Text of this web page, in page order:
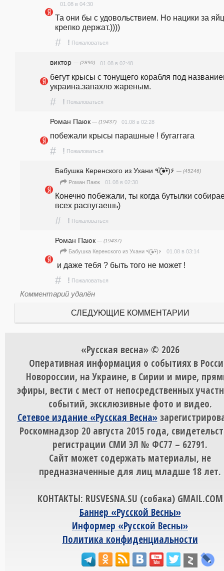
01.08 в 04:30
Та они бы с удовольствием. Но нацики за
крепко держат.))))
# ! Пожаловаться
виктор — (2890) 01.08 в 02:48
бегут крысы с тонущего корабля под
украина.запахло жареным.
# ! Пожаловаться
Роман Паюк — (19437) 01.08 в 02:28
побежали крысы парашные ! бугаггага
# ! Пожаловаться
Бабушка Керенского из Ухани ٩(̾●̮̮̃̾•̃̾)۶ — (45246)
Роман Паюк 01.08 в 02:30
Конечно побежали, ты когда бутылки
всех распугаешь)
# ! Пожаловаться
Роман Паюк — (19437)
Бабушка Керенского из Ухани ٩(̾●̮̮̃̾•̃̾)۶ 01.08 в 03:14
и даже тебя ? быть того не может !
# ! Пожаловаться
Комментарий удалён
СЛЕДУЮЩИЕ КОММЕНТАРИИ
«Русская весна» © 2026
Оперативная информация о событиях в
Новороссии, на Украине, в Сирии и мире,
эфиры, вести с мест от непосредственных
событий, эксклюзивные фото и видео.
Сетевое издание «Русская Весна»
Роскомнадзор 20 августа 2015 года,
регистрации СМИ ЭЛ № ФС77 – 62791.
Сайт может содержать материалы, не
предназначенные для лиц младше 18 лет.
КОНТАКТЫ: RUSVESNA.SU (собака) GMAIL.COM
Баннер «Русской Весны»
Информер «Русской Весны»
Политика конфиденциальности